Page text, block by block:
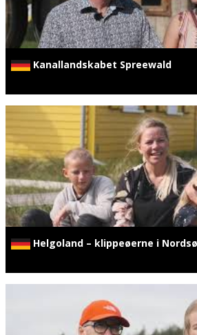
Kanallandskabet Spreewald
Helgoland – klippeøerne i